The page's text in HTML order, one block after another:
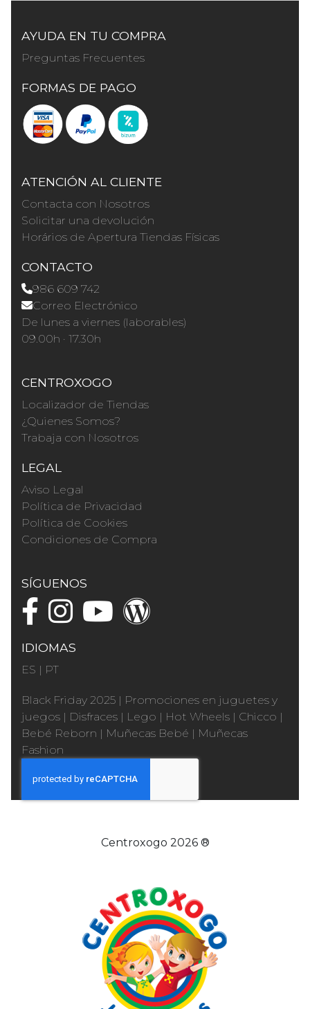
AYUDA EN TU COMPRA
Preguntas Frecuentes
FORMAS DE PAGO
ATENCIÓN AL CLIENTE
Contacta con Nosotros
Solicitar una devolución
Horários de Apertura Tiendas Físicas
CONTACTO
986 609 742
Correo Electrónico
De lunes a viernes (laborables)
09.00h · 17.30h
CENTROXOGO
Localizador de Tiendas
¿Quienes Somos?
Trabaja con Nosotros
LEGAL
Aviso Legal
Política de Privacidad
Política de Cookies
Condiciones de Compra
SÍGUENOS
IDIOMAS
ES | PT
Black Friday 2025 | Promociones en juguetes y
juegos | Disfraces | Lego | Hot Wheels | Chicco |
Bebé Reborn | Muñecas Bebé | Muñecas
Fashion
Centroxogo 2026 ®